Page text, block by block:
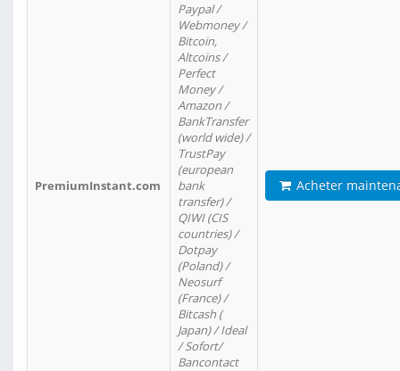
PremiumInstant.com
Paypal /
Webmoney /
Bitcoin,
Altcoins /
Perfect
Money /
Amazon /
BankTransfer
(world wide) /
TrustPay
(european
bank
transfer) /
QIWI (CIS
countries) /
Dotpay
(Poland) /
Neosurf
(France) /
Bitcash (
Japan) / Ideal
/ Sofort/
Bancontact
Acheter